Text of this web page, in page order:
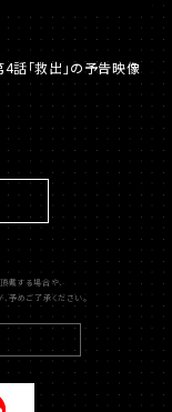
話「救出」の予告映像
戴する場合や、
予めご了承ください。